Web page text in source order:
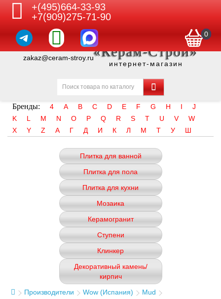
+(495)664-33-93
+7(909)275-71-90
0
zakaz@ceram-stroy.ru«Керам-Строй»
интернет-магазин
Бренды: 4 A B C D E F G H I
J
K
L M N O P Q R S T U V
W
X
Y Z А Г Д И К Л М Т У Ш
Плитка для ванной
Плитка для пола
Плитка для кухни
Мозаика
Керамогранит
Ступени
Клинкер
Декоративный камень/
кирпич
Производители
Wow (Испания) Mud